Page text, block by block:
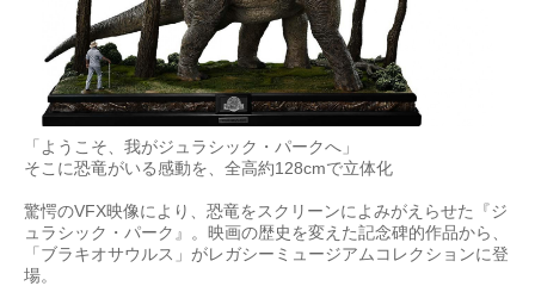
「ようこそ、我がジュラシック・パークへ」
そこに恐竜がいる感動を、全高約128cmで立体化
驚愕のVFX映像により、恐竜をスクリーンによみがえらせた『ジ
ュラシック・パーク』。映画の歴史を変えた記念碑的作品から、
「ブラキオサウルス」がレガシーミュージアムコレクションに登
場。